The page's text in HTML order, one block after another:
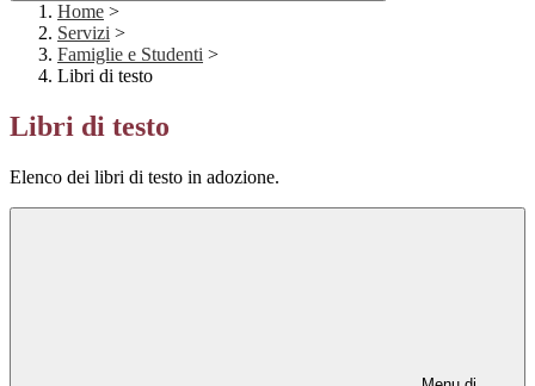
Home >
Servizi >
Famiglie e Studenti >
Libri di testo
Libri di testo
Elenco dei libri di testo in adozione.